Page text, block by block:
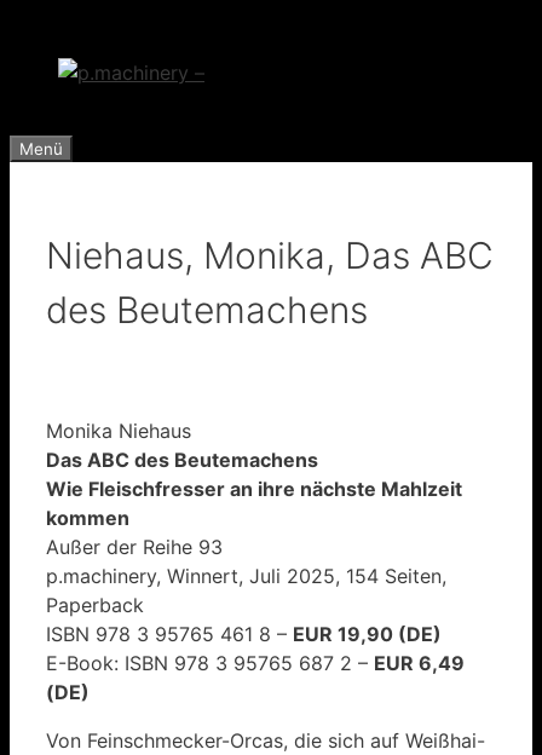
springen
Menü
Niehaus, Monika, Das ABC
des Beutemachens
Monika Niehaus
Das ABC des Beutemachens
Wie Fleischfresser an ihre nächste Mahlzeit
kommen
Außer der Reihe 93
p.machinery, Winnert, Juli 2025, 154 Seiten,
Paperback
ISBN 978 3 95765 461 8 – EUR 19,90 (DE)
E-Book: ISBN 978 3 95765 687 2 – EUR 6,49
(DE)
Von Feinschmecker-Orcas, die sich auf Weißhai-